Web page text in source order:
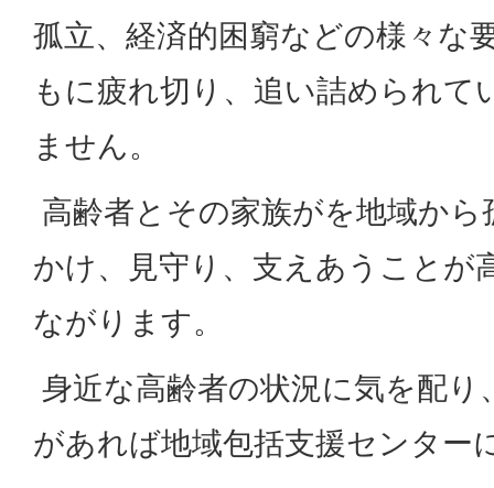
孤立、経済的困窮などの様々な
もに疲れ切り、追い詰められて
ません。
高齢者とその家族がを地域か
かけ、見守り、支えあうことが
ながります。
身近な高齢者の状況に気を配
があれば地域包括支援センター